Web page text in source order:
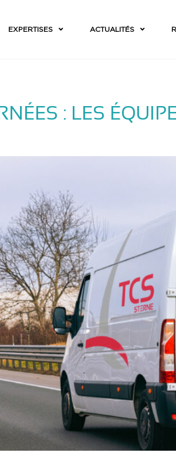
EXPERTISES ACTUALITÉS
: LES